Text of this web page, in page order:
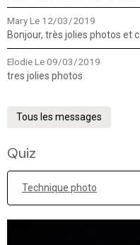
MaryLe 12/03/2019
Bonjour, très jolies photos et
ElodieLe 09/03/2019
tres jolies photos
Tous les messages
Quiz
Technique photo